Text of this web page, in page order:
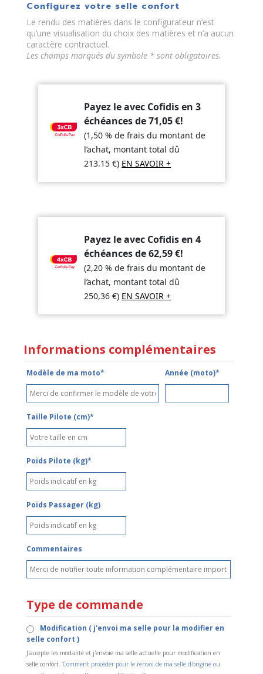
Configurez votre selle confort
Le rendu des matières dans le configurateur n’est
qu’une visualisation du choix des matières et n’a aucun
caractère contractuel.
Les champs marqués du symbole * sont obligatoires.
Payez le avec Cofidis en 3
échéances de71,05€!
(1,50 % de frais du montant de
l’achat, montant total dû
213.15€) EN SAVOIR +
Payez le avec Cofidis en 4
échéances de62,59€!
(2,20 % de frais du montant de
l’achat, montant total dû
250,36€) EN SAVOIR +
Informations complémentaires
Modèle de ma moto* Année (moto)*
Taille Pilote (cm)*
Poids Pilote (kg)*
Poids Passager (kg)
Commentaires
Type de commande
Modification ( j'envoi ma selle pour la modifier en
selle confort )
J'accepte les modalité et j'envoie ma selle actuelle pour modification en
selle confort. Comment procéder pour le renvoi de ma selle d'origine ou